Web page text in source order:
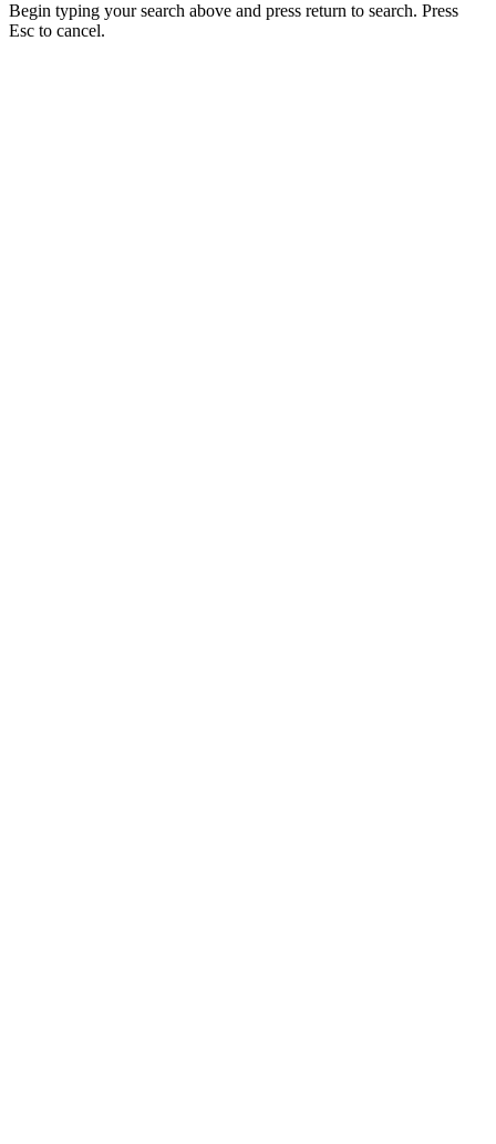
Begin typing your search above and press return to search. Press
Esc to cancel.